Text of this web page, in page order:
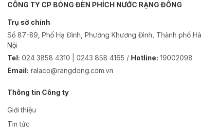
CÔNG TY CP BÓNG ĐÈN PHÍCH NƯỚC RẠNG ĐÔNG
Trụ sở chính
Số 87-89, Phố Hạ Đình, Phường Khương Đình, Thành phố Hà
Nội
Tel: 024 3858 4310 | 0243 858 4165 / Hotline: 19002098
Email: ralaco@rangdong.com.vn
Thông tin Công ty
Giới thiệu
Tin tức